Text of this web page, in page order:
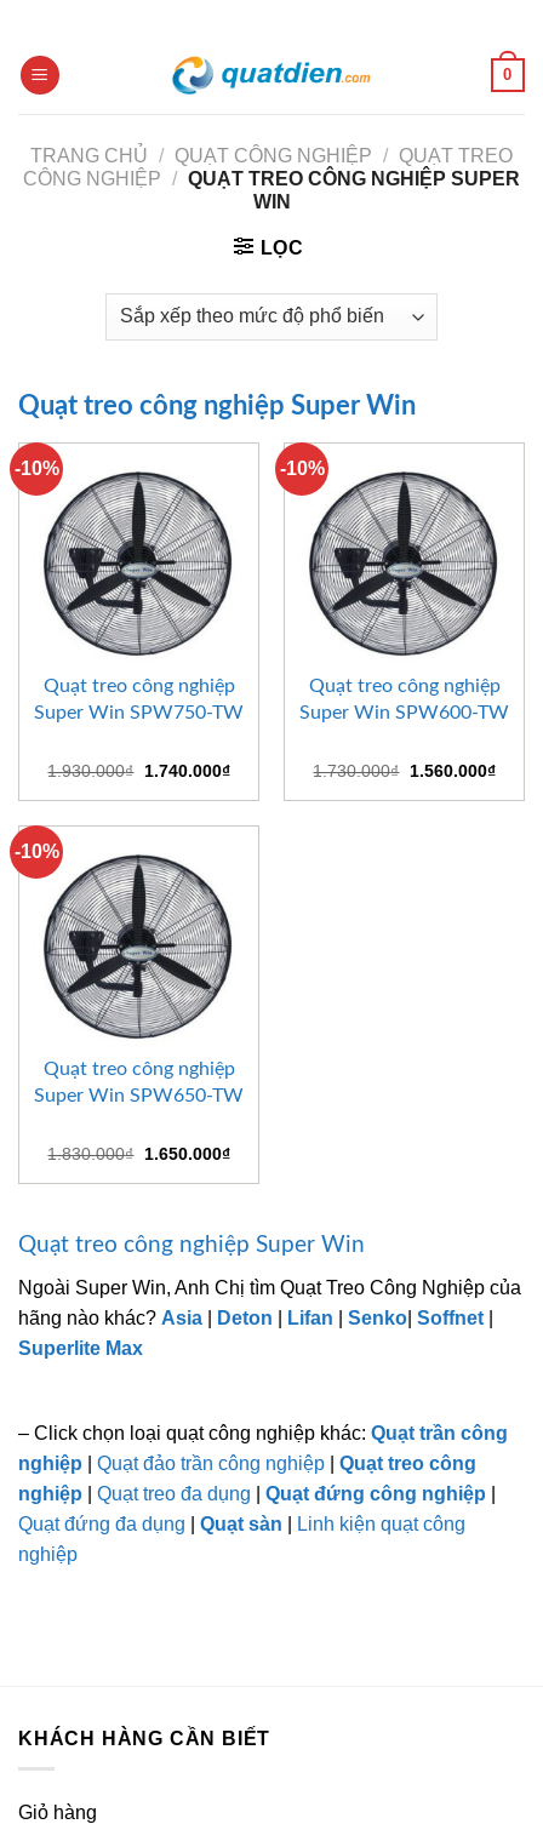
content
0
TRANG CHỦ / QUẠT CÔNG NGHIỆP /
QUẠT TREO
CÔNG NGHIỆP / QUẠT TREO CÔNG NGHIỆP SUPER
WIN
LỌC
Quạt treo công nghiệp Super Win
-10%
Quạt treo công nghiệp
Super Win SPW750-TW
1.930.000₫
Giá
là:
1.740.000₫Giá
tại
-10%
Quạt treo công nghiệp
Super Win SPW600-TW
1.730.000₫
Giá
là:
1.560.000₫Giá
tại
-10%
Quạt treo công nghiệp
Super Win SPW650-TW
1.830.000₫
Giá
là:
1.650.000₫Giá
tại
Quạt treo công nghiệp Super Win
Ngoài Super Win, Anh Chị tìm Quạt Treo Công Nghiệp của
hãng nào khác? Asia Deton Lifan Senko Soffnet
Superlite Max
– Click chọn loại quạt công nghiệp khác: Quạt trần công
nghiệp
Quạt đảo trần công nghiệp
Quạt treo công
nghiệp
Quạt treo đa dụng Quạt đứng công nghiệp
Quạt đứng đa dụng
Quạt sàn
Linh kiện quạt công
nghiệp
KHÁCH HÀNG CẦN BIẾT
Giỏ hàng